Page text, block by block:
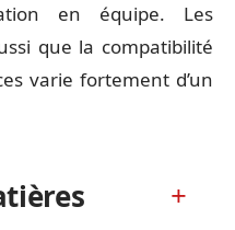
en équipe. Les
que la compatibilité
varie fortement d’un